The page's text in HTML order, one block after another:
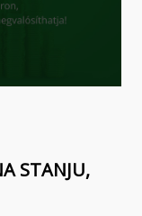
STANJU,